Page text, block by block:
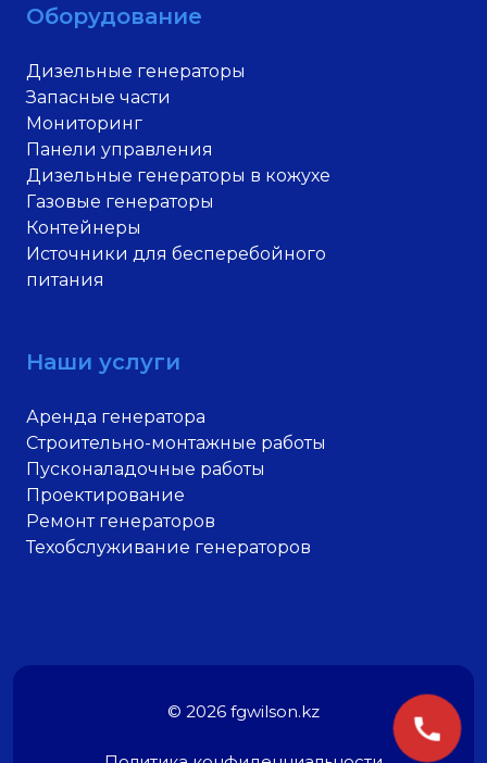
Оборудование
Дизельные генераторы
Запасные части
Мониторинг
Панели управления
Дизельные генераторы в кожухе
Газовые генераторы
Контейнеры
Источники для бесперебойного
питания
Наши услуги
Аренда генератора
Строительно-монтажные работы
Пусконаладочные работы
Проектирование
Ремонт генераторов
Техобслуживание генераторов
© 2026 fgwilson.kz